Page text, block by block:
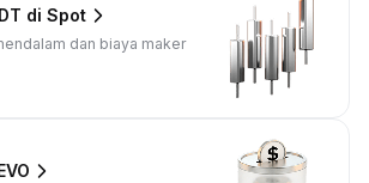
di Spot
dan biaya maker